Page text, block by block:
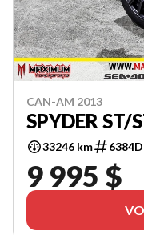
CAN-AM 2013
SPYDER ST/
33246 km 6384D
9 995 $